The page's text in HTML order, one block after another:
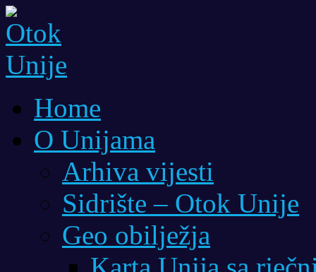
Home
O Unijama
Arhiva vijesti
Sidrište – Otok Unije
Geo obilježja